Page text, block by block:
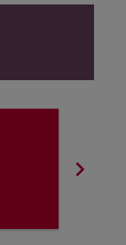
chevron_right